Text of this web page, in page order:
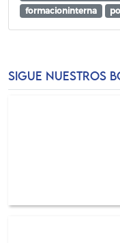
formacioninterna
SIGUE NUESTROS